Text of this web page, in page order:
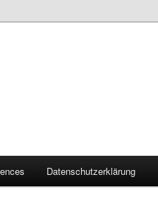
Datenschutzerklärung